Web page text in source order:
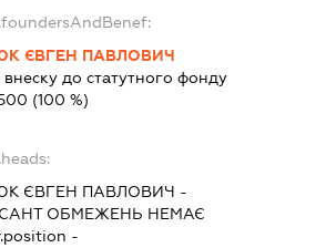
ЄВГЕН ПАВЛОВИЧ
внеску до статутного фонду
(100 %)
ЄВГЕН ПАВЛОВИЧ -
ОБМЕЖЕНЬ НЕМАЄ
-